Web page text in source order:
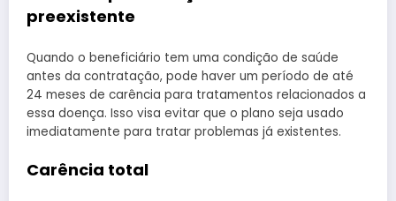
preexistente
Quando o beneficiário tem uma condição de saúde
antes da contratação, pode haver um período de até
24 meses de carência para tratamentos relacionados a
essa doença. Isso visa evitar que o plano seja usado
imediatamente para tratar problemas já existentes.
Carência total